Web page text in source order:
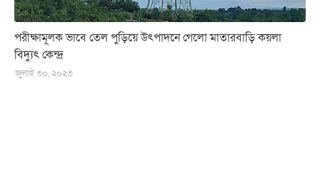
পরীক্ষামূলক ভাবে তেল পুড়িয়ে উৎপাদনে গেলো মাতারবাড়ি কয়লা
বিদ্যুৎ কেন্দ্র
জুলাই ৩০, ২০২৩